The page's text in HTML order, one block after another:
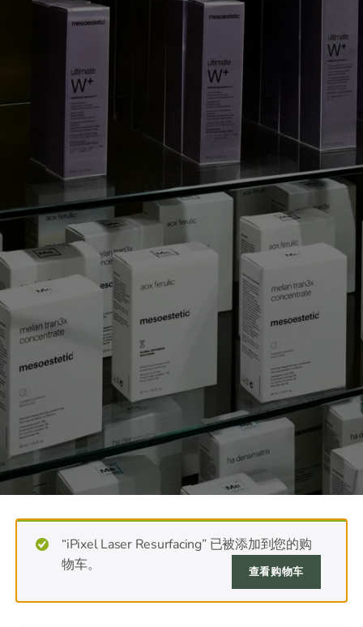
“iPixel Laser Resurfacing” 已被添加到您的购
物车。
查看购物车